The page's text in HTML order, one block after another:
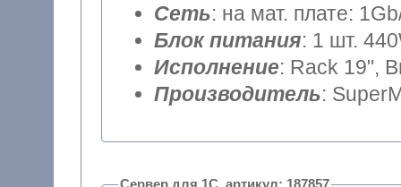
Сеть: на мат. плате:
Блок питания: 1 шт.
Исполнение: Rack 19",
Производитель: